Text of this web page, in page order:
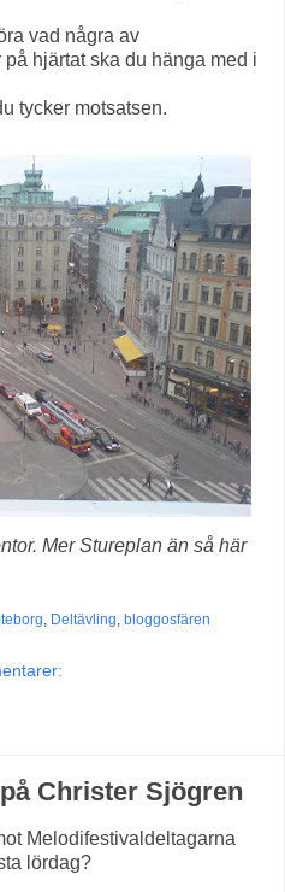
vad några av
hjärtat ska du hänga med i
tycker motsatsen.
Mer Stureplan än så här
, Deltävling, bloggosfären
Christer Sjögren
Melodifestivaldeltagarna
lördag?